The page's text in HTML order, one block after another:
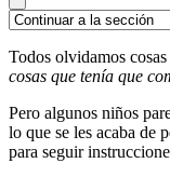
Todos olvidamos
cosas que tenía que
Pero algunos niños
lo que se les acaba de
para seguir